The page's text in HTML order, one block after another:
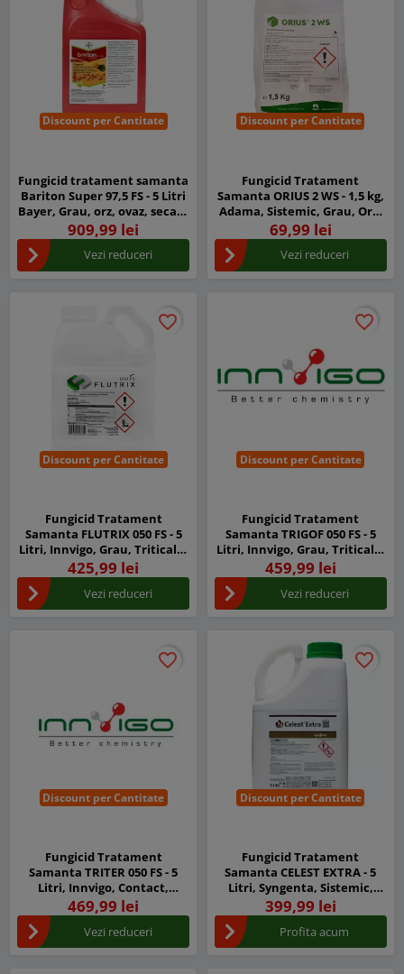
Discount per Cantitate
Fungicid tratament samanta
Bariton Super 97,5 FS - 5 Litri
Bayer, Grau, orz, ovaz, secara
si triticale
909,99 lei
Vezi reduceri
Discount per Cantitate
Fungicid Tratament
Samanta ORIUS 2 WS - 1,5 kg,
Adama, Sistemic, Grau, Orz,
Fuzarioza
69,99 lei
Vezi reduceri
Discount per Cantitate
favorite_border
favorite_border
Fungicid Tratament
Samanta FLUTRIX 050 FS - 5
Litri, Innvigo, Grau, Triticale,
Orz, Secara, Ovaz
425,99 lei
Vezi reduceri
Discount per Cantitate
favorite_border
favorite_border
Fungicid Tratament
Samanta TRIGOF 050 FS - 5
Litri, Innvigo, Grau, Triticale,
Secara
459,99 lei
Vezi reduceri
Discount per Cantitate
favorite_border
favorite_border
Fungicid Tratament
Samanta TRITER 050 FS - 5
Litri, Innvigo, Contact,
Sistemic, Grau, Triticale,
Orzoaica, Fuzarioza
469,99 lei
Vezi reduceri
Discount per Cantitate
favorite_border
favorite_border
Fungicid Tratament
Samanta CELEST EXTRA - 5
Litri, Syngenta, Sistemic,
Contact, Cereale
399,99 lei
Profita acum